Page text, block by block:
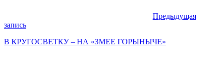
Предыдущая
запись
В КРУГОСВЕТКУ – НА «ЗМЕЕ ГОРЫНЫЧЕ»